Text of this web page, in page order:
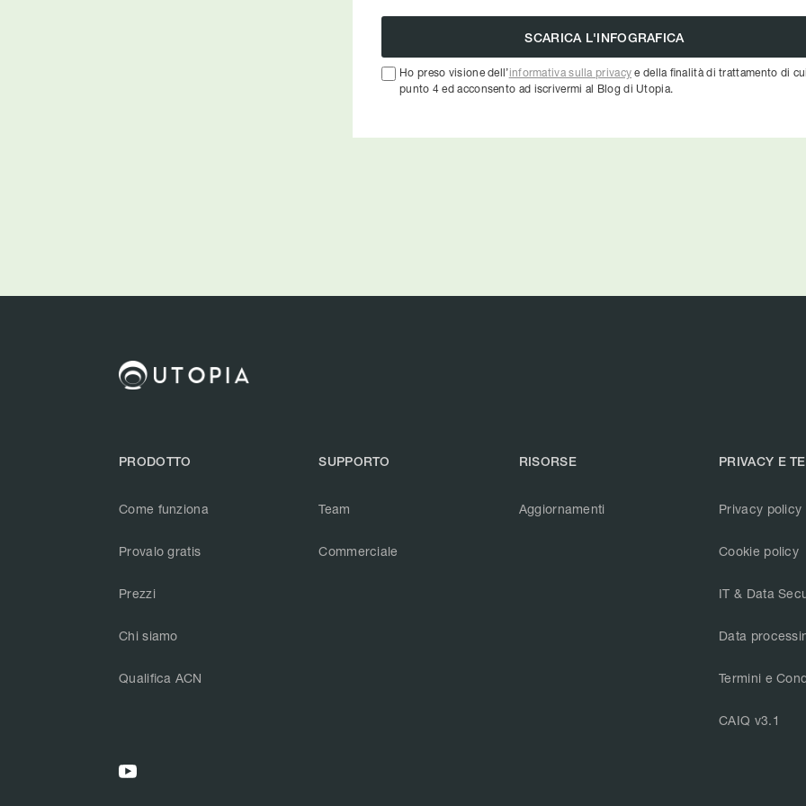
Ho preso visione dell’informativa sulla privacy e della finalità di trattamento di
punto 4 ed acconsento ad iscrivermi al Blog di Utopia.
PRODOTTO
Come funziona
Provalo gratis
Prezzi
Chi siamo
Qualifica ACN
SUPPORTO
Team
Commerciale
RISORSE
Aggiornamenti
PRIVACY E
Privacy policy
Cookie policy
IT & Data
Data
Termini e
CAIQ v3.1